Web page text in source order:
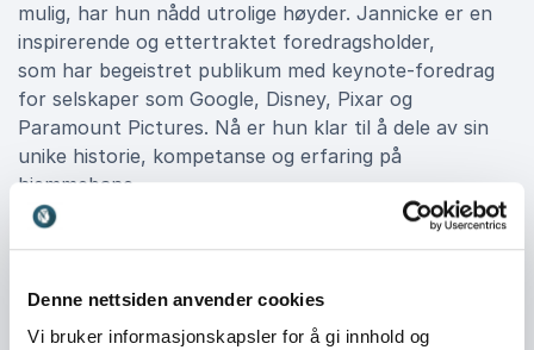
Denne nettsiden anvender cookies
Vi bruker informasjonskapsler for å gi innhold og
mulig, har hun nådd utrolige høyder. Jannicke er en
inspirerende og ettertraktet foredragsholder,
som har begeistret publikum med keynote-foredrag
for selskaper som Google, Disney, Pixar og
Paramount Pictures. Nå er hun klar til å dele av sin
unike historie, kompetanse og erfaring på
hjemmebane.
Jannicke gir innsikt som er relevant for både
akademia, kreative bransjer og allmennheten.